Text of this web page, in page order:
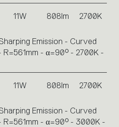
11W 808lm 2700K
Emission - Curved
R=561mm - α=90° - 2700K -
11W 808lm 2700K
Emission - Curved
R=561mm - α=90° - 3000K -